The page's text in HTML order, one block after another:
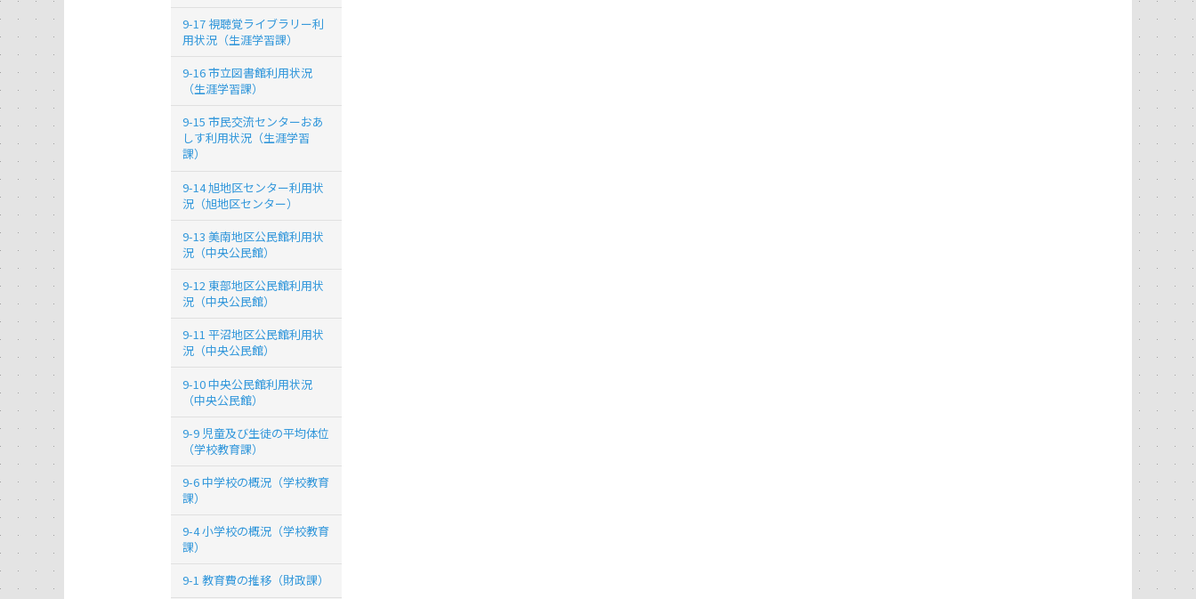
9-17 視聴覚ライブラリー利
用状況（生涯学習課）
9-16 市立図書館利用状況
（生涯学習課）
9-15 市民交流センターおあ
しす利用状況（生涯学習
課）
9-14 旭地区センター利用状
況（旭地区センター）
9-13 美南地区公民館利用状
況（中央公民館）
9-12 東部地区公民館利用状
況（中央公民館）
9-11 平沼地区公民館利用状
況（中央公民館）
9-10 中央公民館利用状況
（中央公民館）
9-9 児童及び生徒の平均体位
（学校教育課）
9-6 中学校の概況（学校教育
課）
9-4 小学校の概況（学校教育
課）
9-1 教育費の推移（財政課）